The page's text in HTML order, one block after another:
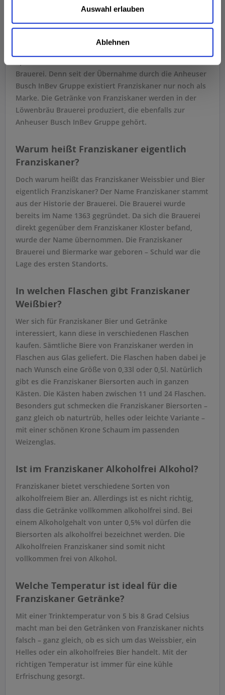
Auswahl erlauben
Ablehnen
Lange Zeit gab es eine eigene Franziskaner Brauerei, die
die Franziskaner Spezialitäten voller Leidenschaft und
Brauerei. Denn seit der Übernahme durch die Anheuser
Busch InBev Gruppe existiert Franziskaner nur noch als
Marke. Die Getränke von Franziskaner werden in der
Löwenbräu Brauerei produziert, die ebenfalls zur
Anheuser Busch InBev Gruppe gehört.
Warum heißt Franziskaner eigentlich
Franziskaner?
Doch warum heißt das Franziskaner Weissbier und Bier
eigentlich Franziskaner? Der Name Franziskaner stammt
aus der Historie der Brauerei. Die Brauerei wurde
bereits im Name 1363 gegründet. Da sich die Brauerei
direkt gegenüber dem Franziskaner Kloster befand,
wurde der Name übernommen. Die Franziskaner
Brauerei und Biermarke war geboren – Schuld war die
Lage des ersten Standorts.
In welchen Flaschen gibt Franziskaner
Weißbier?
Wer sich für Franziskaner Bier und Getränke
interessiert, kann diese in verschiedenen Flaschen
kaufen. Sämtliche Biere von Franziskaner werden in
Flaschen aus Glas geliefert. Die Flaschen haben dabei je
nach Wunsch eine Größe von 0,33l oder 0,5l. Natürlich
gibt es die Franziskaner Biersorten auch in ganzen
Kästen. Die Kästen haben zwischen 11 und 24 Flaschen.
Besonders gut schmecken die Franziskaner Biersorten –
ganz gleich ob naturtrüb, helles oder leichte Variante –
mit einer schönen Krone Schaum im passenden
Weizenglas.
Ist im Franziskaner Alkoholfrei Alkohol?
Franziskaner bietet verschiedene Sorten von
alkoholfreiem Bier an. Allerdings ist es nicht richtig,
dass die Getränke vollkommen alkoholfrei sind. Bei
einem Alkoholgehalt von unter 0,5% vol dürfen die
Biersorten als alkoholfrei bezeichnet werden. Die
Alkoholfreien Franziskaner sind somit nicht
vollkommen frei von Alkohol.
Welche Temperatur ist ideal für die
Franziskaner Getränke?
Mit einer Trinktemperatur von 5 bis 8 Grad Celsius
macht man bei den Getränken von Franziskaner nichts
falsch – ganz gleich, ob es sich um das Weissbier, ein
Helles oder ein alkoholfreies Bier handelt. Mit der
richtigen Temperatur ist immer für eine kühle
Erfrischung gesorgt.